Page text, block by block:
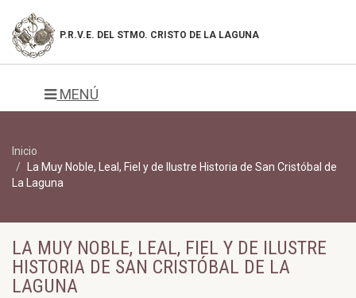
P.R.V.E. DEL STMO. CRISTO DE LA LAGUNA
MENÚ
Inicio
La Muy Noble, Leal, Fiel y de Ilustre Historia de San Cristóbal de
La Laguna
LA MUY NOBLE, LEAL, FIEL Y DE ILUSTRE
HISTORIA DE SAN CRISTÓBAL DE LA
LAGUNA